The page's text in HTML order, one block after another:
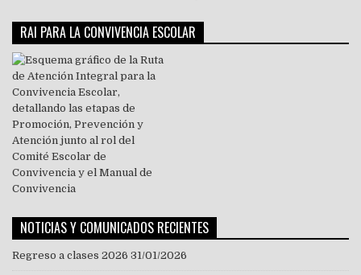
RAI PARA LA CONVIVENCIA ESCOLAR
NOTICIAS Y COMUNICADOS RECIENTES
Regreso a clases 2026 31/01/2026